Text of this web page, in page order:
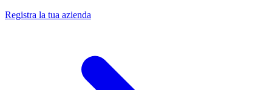
Registra la tua azienda